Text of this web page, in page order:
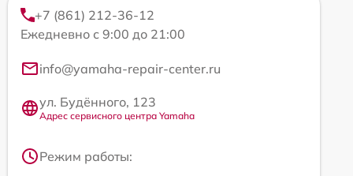
+7 (861) 212-36-12
Ежедневно с 9:00 до 21:00
info@yamaha-repair-center.ru
ул. Будённого, 123
Адрес сервисного центра Yamaha
Режим работы: